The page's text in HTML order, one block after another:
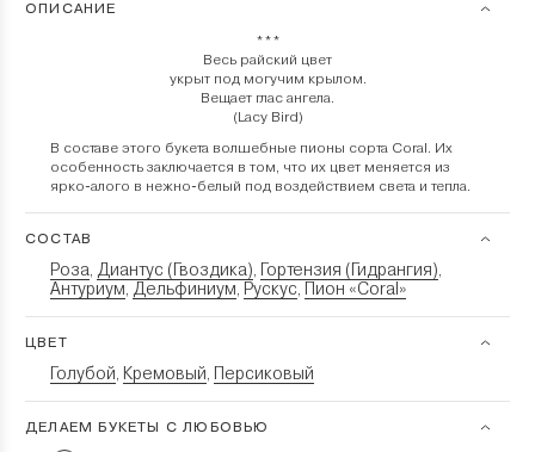
ОПИСАНИЕ
***
Весь райский цвет
укрыт под могучим крылом.
Вещает глас ангела.
(Lacy Bird)
В составе этого букета волшебные пионы сорта Coral. Их
особенность заключается в том, что их цвет меняется из
ярко-алого в нежно-белый под воздействием света и тепла.
СОСТАВ
Роза, Диантус (Гвоздика), Гортензия (Гидрангия),
Антуриум, Дельфиниум, Рускус, Пион «Coral»
ЦВЕТ
Голубой, Кремовый, Персиковый
ДЕЛАЕМ БУКЕТЫ С ЛЮБОВЬЮ